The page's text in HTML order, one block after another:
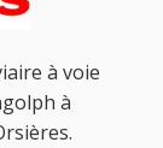
à voie
à